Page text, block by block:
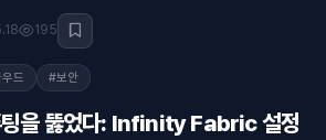
195
드 #보안
을 뚫었다: Infinity Fabric 설정